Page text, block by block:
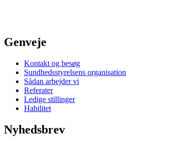
Genveje
Kontakt og besøg
Sundhedsstyrelsens organisation
Sådan arbejder vi
Referater
Ledige stillinger
Habilitet
Nyhedsbrev